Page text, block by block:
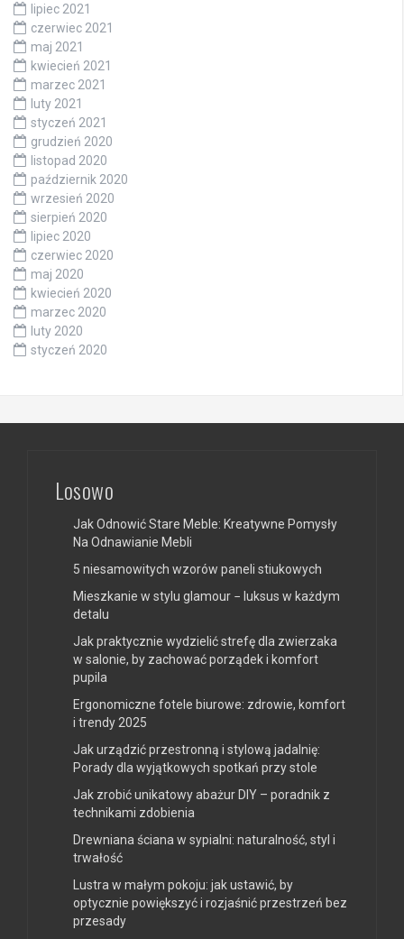
lipiec 2021
czerwiec 2021
maj 2021
kwiecień 2021
marzec 2021
luty 2021
styczeń 2021
grudzień 2020
listopad 2020
październik 2020
wrzesień 2020
sierpień 2020
lipiec 2020
czerwiec 2020
maj 2020
kwiecień 2020
marzec 2020
luty 2020
styczeń 2020
Losowo
Jak Odnowić Stare Meble: Kreatywne Pomysły
Na Odnawianie Mebli
5 niesamowitych wzorów paneli stiukowych
Mieszkanie w stylu glamour − luksus w każdym
detalu
Jak praktycznie wydzielić strefę dla zwierzaka
w salonie, by zachować porządek i komfort
pupila
Ergonomiczne fotele biurowe: zdrowie, komfort
i trendy 2025
Jak urządzić przestronną i stylową jadalnię:
Porady dla wyjątkowych spotkań przy stole
Jak zrobić unikatowy abażur DIY – poradnik z
technikami zdobienia
Drewniana ściana w sypialni: naturalność, styl i
trwałość
Lustra w małym pokoju: jak ustawić, by
optycznie powiększyć i rozjaśnić przestrzeń bez
przesady